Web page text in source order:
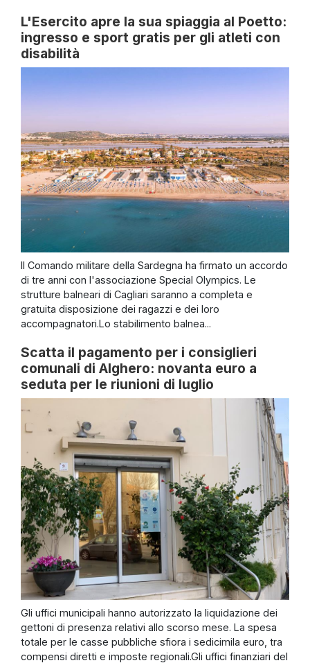
L'Esercito apre la sua spiaggia al Poetto:
ingresso e sport gratis per gli atleti con
disabilità
Il Comando militare della Sardegna ha firmato un accordo
di tre anni con l'associazione Special Olympics. Le
strutture balneari di Cagliari saranno a completa e
gratuita disposizione dei ragazzi e dei loro
accompagnatori.Lo stabilimento balnea...
Scatta il pagamento per i consiglieri
comunali di Alghero: novanta euro a
seduta per le riunioni di luglio
Gli uffici municipali hanno autorizzato la liquidazione dei
gettoni di presenza relativi allo scorso mese. La spesa
totale per le casse pubbliche sfiora i sedicimila euro, tra
compensi diretti e imposte regionali.Gli uffici finanziari del